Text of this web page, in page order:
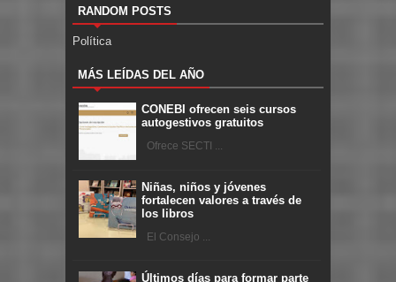
RANDOM POSTS
Política
MÁS LEÍDAS DEL AÑO
CONEBI ofrecen seis cursos
autogestivos gratuitos
Ofrece SECTI ...
Niñas, niños y jóvenes
fortalecen valores a través de
los libros
El Consejo ...
Últimos días para formar parte